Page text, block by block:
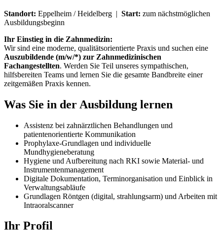
Standort: Eppelheim / Heidelberg | Start: zum nächstmöglichen
Ausbildungsbeginn
Ihr Einstieg in die Zahnmedizin:
Wir sind eine moderne, qualitätsorientierte Praxis und suchen eine
Auszubildende (m/w/*) zur Zahnmedizinischen
Fachangestellten. Werden Sie Teil unseres sympathischen,
hilfsbereiten Teams und lernen Sie die gesamte Bandbreite einer
zeitgemäßen Praxis kennen.
Was Sie in der Ausbildung lernen
Assistenz bei zahnärztlichen Behandlungen und
patientenorientierte Kommunikation
Prophylaxe-Grundlagen und individuelle
Mundhygieneberatung
Hygiene und Aufbereitung nach RKI sowie Material- und
Instrumentenmanagement
Digitale Dokumentation, Terminorganisation und Einblick in
Verwaltungsabläufe
Grundlagen Röntgen (digital, strahlungsarm) und Arbeiten mit
Intraoralscanner
Ihr Profil